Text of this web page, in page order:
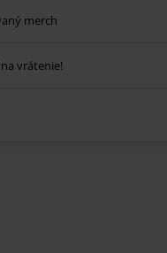
Zľava sa nevzťahuje na:
Böhse Onkelz,
merch
vrátenie!